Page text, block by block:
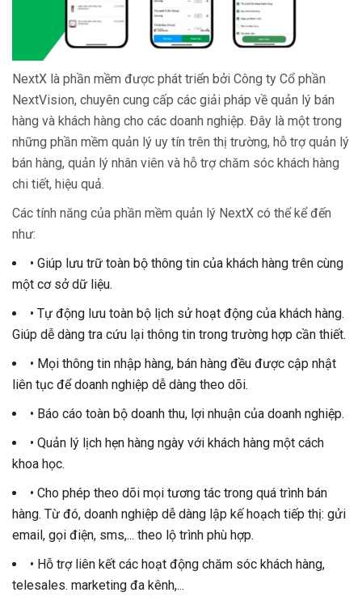
NextX là phần mềm được phát triển bởi Công ty Cổ phần
NextVision, chuyên cung cấp các giải pháp về quản lý bán
hàng và khách hàng cho các doanh nghiệp. Đây là một trong
những phần mềm quản lý uy tín trên thị trường, hỗ trợ quản lý
bán hàng, quản lý nhân viên và hỗ trợ chăm sóc khách hàng
chi tiết, hiệu quả.
Các tính năng của phần mềm quản lý NextX có thể kể đến
như:
• Giúp lưu trữ toàn bộ thông tin của khách hàng trên cùng
một cơ sở dữ liệu.
• Tự động lưu toàn bộ lịch sử hoạt động của khách hàng.
Giúp dễ dàng tra cứu lại thông tin trong trường hợp cần thiết.
• Mọi thông tin nhập hàng, bán hàng đều được cập nhật
liên tục để doanh nghiệp dễ dàng theo dõi.
• Báo cáo toàn bộ doanh thu, lợi nhuận của doanh nghiệp.
• Quản lý lịch hẹn hàng ngày với khách hàng một cách
khoa học.
• Cho phép theo dõi mọi tương tác trong quá trình bán
hàng. Từ đó, doanh nghiệp dễ dàng lập kế hoạch tiếp thị: gửi
email, gọi điện, sms,... theo lộ trình phù hợp.
• Hỗ trợ liên kết các hoạt động chăm sóc khách hàng,
telesales. marketing đa kênh,...